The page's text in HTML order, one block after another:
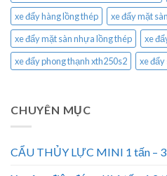
xe đẩy hàng lồng thép
xe đẩy mặt
xe đẩy mặt sàn nhựa lồng thép
xe
xe đẩy phong thạnh xth250s2
xe
CHUYÊN MỤC
CẨU THỦY LỰC MINI 1 tấn –